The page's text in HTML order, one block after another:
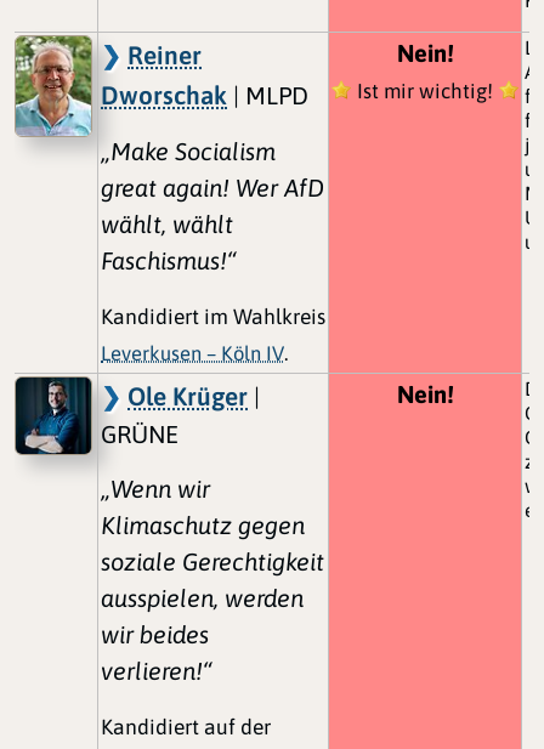
Reiner
Dworschak | MLPD
„Make Socialism
great again! Wer AfD
wählt, wählt
Faschismus!“
Kandidiert im Wahlkreis
Leverkusen – Köln IV.
Nein!
Ist mir wichtig!
Ole Krüger |
GRÜNE
„Wenn wir
Klimaschutz gegen
soziale Gerechtigkeit
ausspielen, werden
wir beides
verlieren!“
Kandidiert auf der
Nein!